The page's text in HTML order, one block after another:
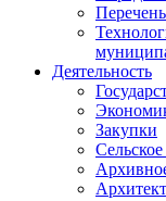
Деятельность
Закупки
Сельское